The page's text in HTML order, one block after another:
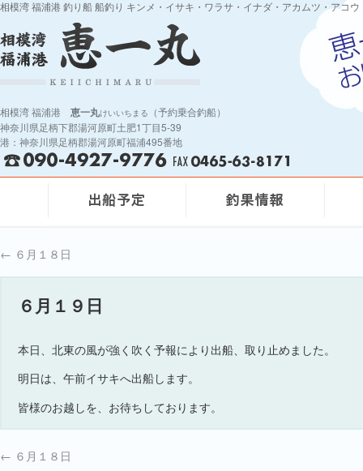
相模湾 福浦港 釣り船 船釣り キンメ・イサキ・ワラサ・イナダ・アカムツ・アコ
相模湾 福浦港 恵一丸けいいちまる
（予約乗合釣船）
神奈川県足柄下郡湯河原町土肥1丁目5-39
港：神奈川県足柄郡湯河原町福浦495番地
← ６月１８日
６月１９日
本日、北東の風が強く吹く予報により出船、取り止めました。
明日は、午前イサキへ出船します。
皆様のお越しを、お待ちしております。
← ６月１８日